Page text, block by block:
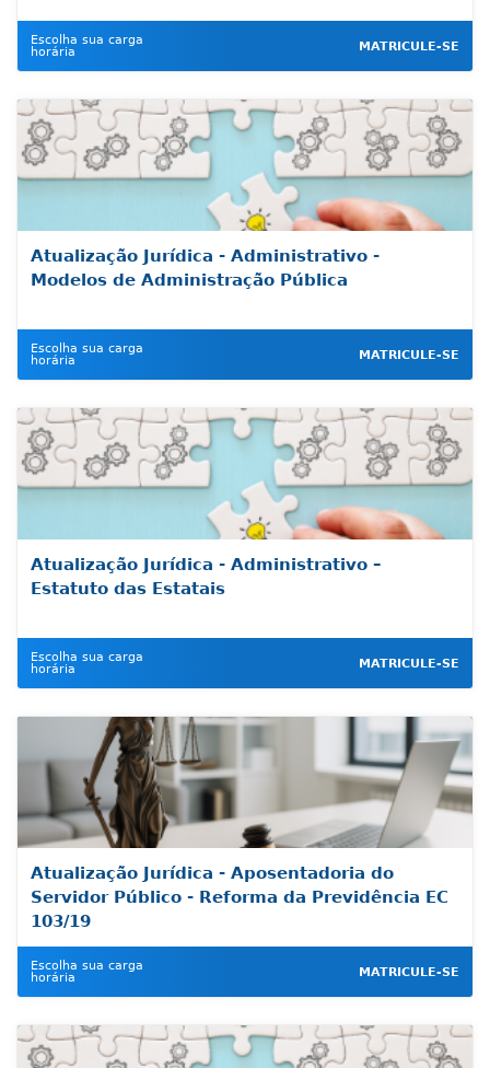
Escolha sua carga
horária
MATRICULE-SE
Atualização Jurídica - Administrativo -
Modelos de Administração Pública
Escolha sua carga
horária
MATRICULE-SE
Atualização Jurídica - Administrativo –
Estatuto das Estatais
Escolha sua carga
horária
MATRICULE-SE
Atualização Jurídica - Aposentadoria do
Servidor Público - Reforma da Previdência EC
103/19
Escolha sua carga
horária
MATRICULE-SE